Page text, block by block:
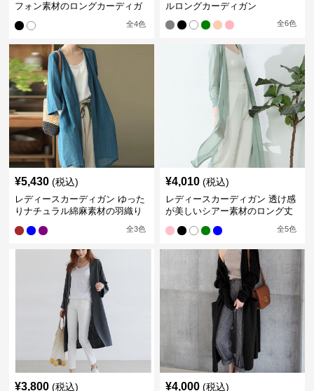
フォン素材のロングカーディガ
全4色
ルロングカーディガン
全6色
¥5,430 (税込)
レディースカーディガン ゆった
りナチュラル綿麻素材の羽織り
全3色
¥4,010 (税込)
レディースカーディガン 透け感
が美しいシアー素材のロング丈
全5色
¥3,800 (税込) ¥4,000 (税込)